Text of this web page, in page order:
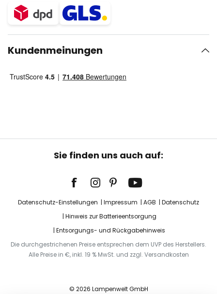
Kundenmeinungen
Sie finden uns auch auf:
Datenschutz-Einstellungen Impressum AGB
Datenschutz
Hinweis zur Batterieentsorgung
Entsorgungs- und Rückgabehinweis
Die durchgestrichenen Preise entsprechen dem UVP des Herstellers.
Alle Preise in €, inkl. 19 % MwSt. und zzgl. Versandkosten
© 2026 Lampenwelt GmbH